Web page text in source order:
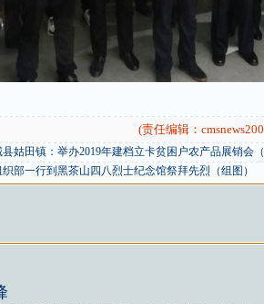
(责任编辑：
姑田镇：举办2019年建档立卡贫困户农产品展销会
部一行到黑茶山四八烈士纪念馆祭拜先烈（组图）